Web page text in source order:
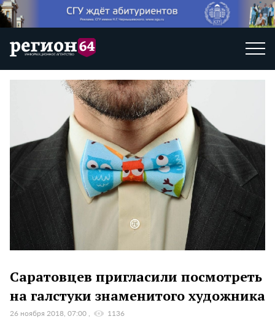
Саратовцев пригласили посмотреть
на галстуки знаменитого художника
26 ноября 2018, 07:00 1136